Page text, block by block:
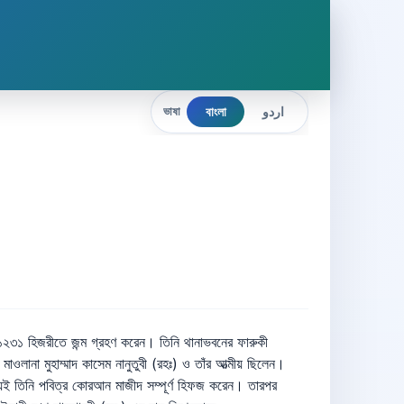
ভাষা বাংলা اردو
করা হয়েছে। আফিসার হেসে বলল, আপনাদের নামাজের স্থান আস্তাবল না মসজিদ? রও সাহেব তৎখনাৎ জবাবে বললেন, মসজিদ তো ফরজ নামাজের জন্য, আর নফল নামাজ এমন নির্জন গোপনীয় স্থানেই পড়া হয় যাতে কেউ টের না পায়। অফিসার জবাব শুনে নিশ্চুপ হয়ে দরজা বন্ধ করে চলে গেলেন। মক্কায় অবস্থান ঃ তিনি হিজরত করে মক্কা শরীফ পৌঁছে রেবাতে ইসমাঈল নামক স্থানে অবস্থান করলেন। তারপর হায়দ্রাবাদেও নবাবের পক্ষ থেকে তাঁর উকিলের নামে একটা ফরমান পৌঁছুল। তাতে লেখা ছিল যে হযরতকে দুটি ঘর দিয়ে দাও। সেমতে জনৈক ব্যক্তি জারাতুশশাব নামক স্থানের একটি বাড়ি খরিদ করে হযরতকে অর্পণ করেন। সে বাড়ি সম্পর্কে হযরত হাজী সাহেব বলেন, এ বাড়িতে শায়খ আকবর থাকতেন। আরবের আবহাওয়া ভারতের আবহাওয়া থেকে ভিন্ন হওয়ায় এবং বাহ্যিকভাবে জীবিকা উপার্জনের কোন উপায় না থাকায় প্রথম প্রথম হযরতের খুবই কষ্ট হচ্ছিল। তাই তিনি বলেন, প্রথম প্রথম আমি যখন মক্কায় এলাম তখন আমার অভাব অনটনের অবস্থা এমন পর্যায়ে পৌছে ছিল যে, নয় দিন পর্যন্ত শুধুমাত্র জমজমের পানি ব্যতীত কিছুই মেলেনি। তিন-চার দিন ক্ষুধার্ত থাকার পর কোন কোন বন্ধুর কাছে কর্জ চাইলে তাদের সামর্থ থাকা সত্ত্বেও কর্জ দিতে অস্বীকার করল। তখন আমি বুঝে নিলাম এবং সংকল্প করলাম যে, এখন থেকে কারো কাছে কিছুই চাইব না। দুর্বলতা এমন চরমে পৌছে ছিল যে, উঠা-বসা কষ্টকর হয়ে গেল। অবশেষে নবম দিনে স্বপ্ন যোগে হযরত খাজা আজমীর (রহঃ) আগমন করে আমাকে বলতে লাগলেন হে ইমদাদুল্লাহ তোমাকে এতদিন ভীষণ কষ্টের স্বীকার হতে হয়েছে, আজ তোমার হাতে লক্ষ টাকা ব্যয় করার ব্যবস্থা করতে চাই। এটা বড়ই শক্ত আমানত বিধায় আমি এ প্রস্তাবে রাজী হলাম না। তিনি বললেন, ঠিক আছে তোমার ইচ্ছা, তবে এখন থেকে প্রয়োজনীয় অর্থ তুমি পাবে। তখন নির্বিঘেœ আনুসঙ্গিক ব্যয় নির্বাহ হতে লাগল এবং কমপক্ষে একশত টাকা তিনি প্রতি মাসে পেতে লাগলেন। হযরত মাদানী এ ঘটনাটি এভাবে লিখেন যে, রাত্রে আমি স্বপ্নে দেখলাম মঈনুদ্দীন আজমিরী (রহঃ) বলছেন আমি তোমাকে আমার বাবুর্চি খানার খাদেম এবং পরিচালক নির্বাচন করেছি। তারপর সকাল হতে না হতেই এক ব্যক্তি দরজায় খট খট আওয়াজ করলে আমি দরজা খললেই তিনি একশত দিনার দিয়ে গেলেন। মোট কথা হযরত হাজী সাহেবের মক্কার জীবন অতি দুঃখ কষ্টে কাটে তারপর আল্লাহ তায়ালা স্বচ্ছলতা দান করেন। ইন্তেকাল ঃ মৃত্যুকালে হযরতের বয়স ছিল ৮৪ বছর ৩ মাস ২০ দিন। জন্ম থেকেই তিনি হালকা পাতলা ও দুর্বল দেহের অধিকারি ছিলেন। তদুপরি আধ্যাতিক সাধনা, মুজাহাদা, ঘুম ও খাদ্য স্বল্পতার কারণে তিনি আরো হালকা পাতলা হয়ে যান। শেষ বয়সে লাগাতার পাতলা পায়খানা শুরু হয় এবং ১৩ই জুমাদাল উখরা ১৩১৫ হিজরী সোমবার সুবহে সাদিকের সময় সকলকে শোক সাগরে ভাসিয়ে তিনি তাঁর প্রকৃত বন্ধু আল্লাহ তায়ালার সান্নিধ্যে পৌঁছেন। তাঁর কয়েকজন বিশিষ্ট খলিফা ১ হযরত মাওলানা রশীদ আহমাদ (রহঃ) ২ হযরত মাওলানা মুহাম্মাদ কাসেম নানুতুবী (রহঃ) ৩ হযরত মাওলানা মুহাম্মাদ ইয়াকুব নানুতুবী (রহঃ) ৪ হযরত হাজী সায়্যেদ মুহাম্মাদ আবিদ সাহেব দেওবন্দী (রহঃ) ৫ হযরত মাওলানা মুহাম্মাদ আশরাফ আলী থানভী (রহঃ) ৬ হযরত মাওলানা খলিল আহমাদ সাহেব সাহারান পুরী (রহঃ) ৭ হযরত মাওলানা মুহাম্মাদ হাসান সাহেব দেওবন্দী (রহঃ) ৮